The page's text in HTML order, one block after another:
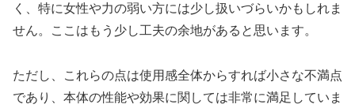
く、特に女性や力の弱い方には少し扱いづらいかもしれま
せん。ここはもう少し工夫の余地があると思います。
ただし、これらの点は使用感全体からすれば小さな不満点
であり、本体の性能や効果に関しては非常に満足していま